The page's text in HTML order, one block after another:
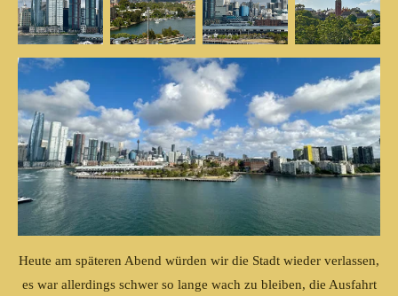
Heute am späteren Abend würden wir die Stadt wieder verlassen,
es war allerdings schwer so lange wach zu bleiben, die Ausfahrt